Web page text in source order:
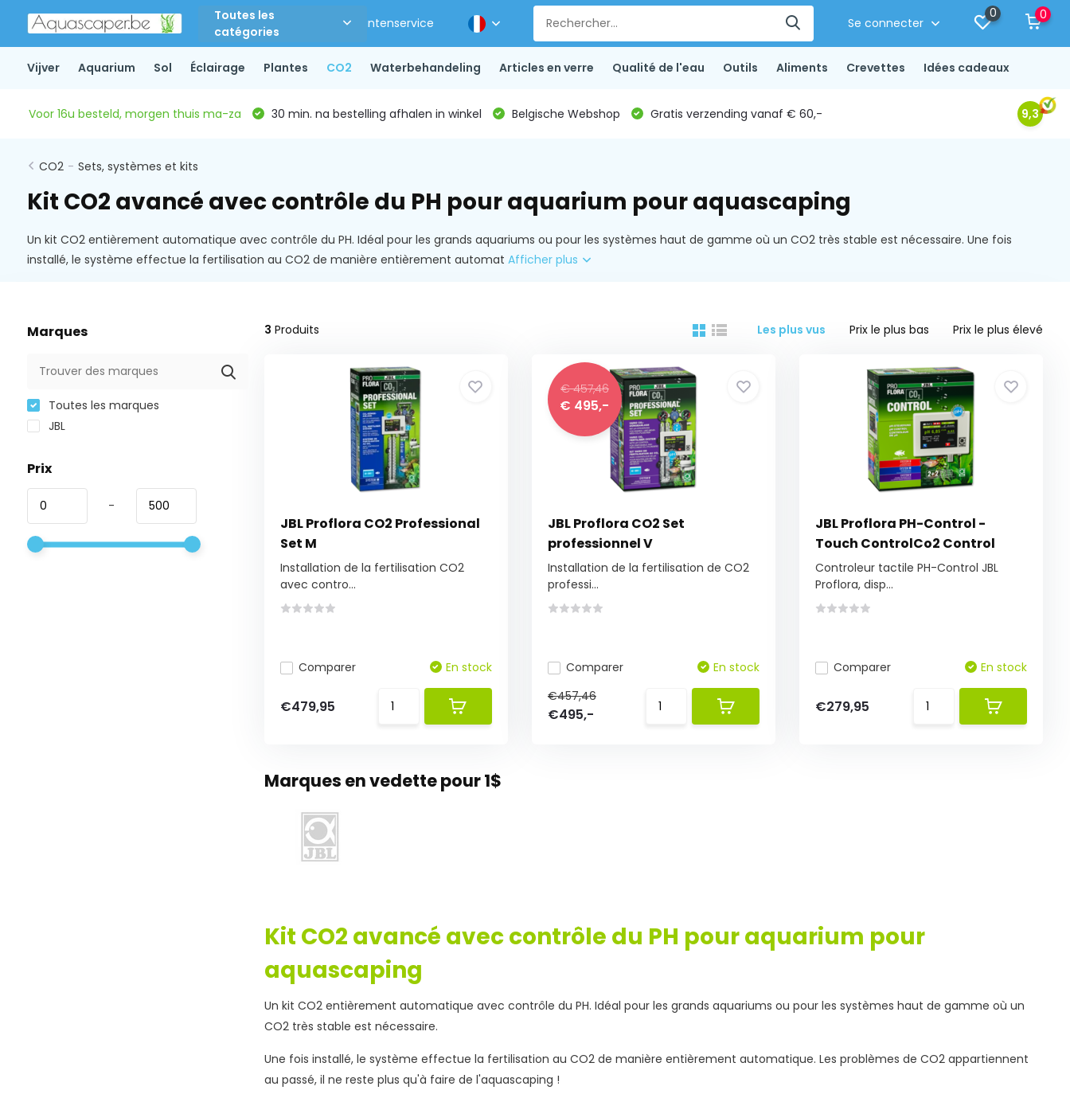
Toutes les
catégories
Klantenservice Se connecter
0 0
Vijver Aquarium Sol Éclairage Plantes CO2 Waterbehandeling Articles en verre Qualité de l'eau Outils Aliments Crevettes Idées cadeaux
Voor 16u besteld, morgen thuis ma-za 30 min. na bestelling afhalen in winkel Belgische Webshop Gratis verzending vanaf € 60,- 9,3
CO2 - Sets, systèmes et kits
Kit CO2 avancé avec contrôle du PH pour aquarium pour aquascaping
Un kit CO2 entièrement automatique avec contrôle du PH. Idéal pour les grands aquariums ou pour les systèmes haut de gamme où un CO2 très stable est nécessaire. Une fois
installé, le système effectue la fertilisation au CO2 de manière entièrement automat Afficher plus
Marques
Toutes les marques
JBL
Prix
-
3 Produits Les plus vus Prix le plus bas Prix le plus élevé
JBL Proflora CO2 Professional
Set M
Installation de la fertilisation CO2
avec contro...
Comparer En stock
€479,95
€ 457,46
€ 495,-
JBL Proflora CO2 Set
professionnel V
Installation de la fertilisation de CO2
professi...
Comparer
En stock
€457,46
€495,-
JBL Proflora PH-Control -
Touch ControlCo2 Control
Controleur tactile PH-Control JBL
Proflora, disp...
Comparer En stock
€279,95
Marques en vedette pour 1$
Kit CO2 avancé avec contrôle du PH pour aquarium pour
aquascaping
Un kit CO2 entièrement automatique avec contrôle du PH. Idéal pour les grands aquariums ou pour les systèmes haut de gamme où un
CO2 très stable est nécessaire.
Une fois installé, le système effectue la fertilisation au CO2 de manière entièrement automatique. Les problèmes de CO2 appartiennent
au passé, il ne reste plus qu'à faire de l'aquascaping !